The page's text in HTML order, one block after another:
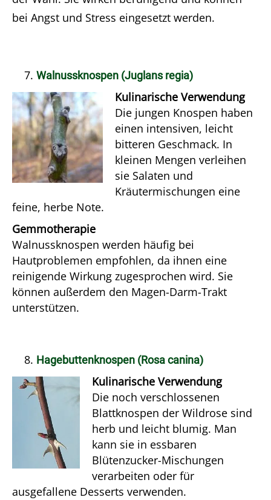
bei Angst und Stress eingesetzt werden.
Walnussknospen (Juglans regia)
Kulinarische Verwendung
Die jungen Knospen haben
einen intensiven, leicht
bitteren Geschmack. In
kleinen Mengen verleihen
sie Salaten und
Kräutermischungen eine
feine, herbe Note.
Gemmotherapie
Walnussknospen werden häufig bei
Hautproblemen empfohlen, da ihnen eine
reinigende Wirkung zugesprochen wird. Sie
können außerdem den Magen-Darm-Trakt
unterstützen.
Hagebuttenknospen (Rosa canina)
Kulinarische Verwendung
Die noch verschlossenen
Blattknospen der Wildrose sind
herb und leicht blumig. Man
kann sie in essbaren
Blütenzucker-Mischungen
verarbeiten oder für
ausgefallene Desserts verwenden.